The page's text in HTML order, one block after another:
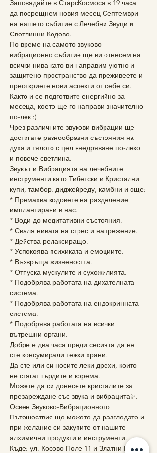
Заповядайте в СтарсКосмоса в 19 часа
да посрещнем новия месец Септември
на нашето събитие с Лечебни Звуци и
Светлинни Кодове.
По време на самото звуково-
вибрационно събитие ще ви отнесем на
всички нива като ви направим уютно и
защитено пространство да преживеете и
преоткриете нови аспекти от себе си.
Както и се подготвите енергийно за
месеца, което ще го направи значително
по-лек :)
Чрез различните звукови вибрации ще
достигате разнообразни състояния на
духа и тялото с цел внедряване по-леко
и повече светлина.
Звукът и Вибрацията на лечебните
инструменти като Тибетски и Кристални
купи, тамбор, диджейреду, камбни и още:
* Премахва кодовете на разделение
имплантирани в нас.
* Води до медитативни състояния.
* Сваля нивата на стрес и напрежение.
* Действа релаксиращо.
* Успокоява психиката и емоциите.
* Възвръща жизнеността.
* Отпуска мускулите и сухожилията.
* Подобрява работата на дихателната
система.
* Подобрява работата на ендокринната
система.
* Подобрява работата на всички
вътрешни органи.
Добре е два часа преди сесията да не
сте консумирали тежки храни.
Да сте или си носите леки дрехи, които
не стягат гърдите и корема.
Можете да си донесете кристалите за
презареждане със звука и вибрацита✨.
Освен Звуково-Вибрационното
Пътешествие ще можете да разгледате и
при желание си закупите от нашите
алхимични продукти и инструменти.
Къде: ул. Косово Поле 11 и Златни Врата